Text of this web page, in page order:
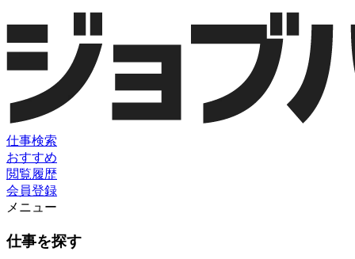
仕事検索
おすすめ
閲覧履歴
会員登録
メニュー
仕事を探す